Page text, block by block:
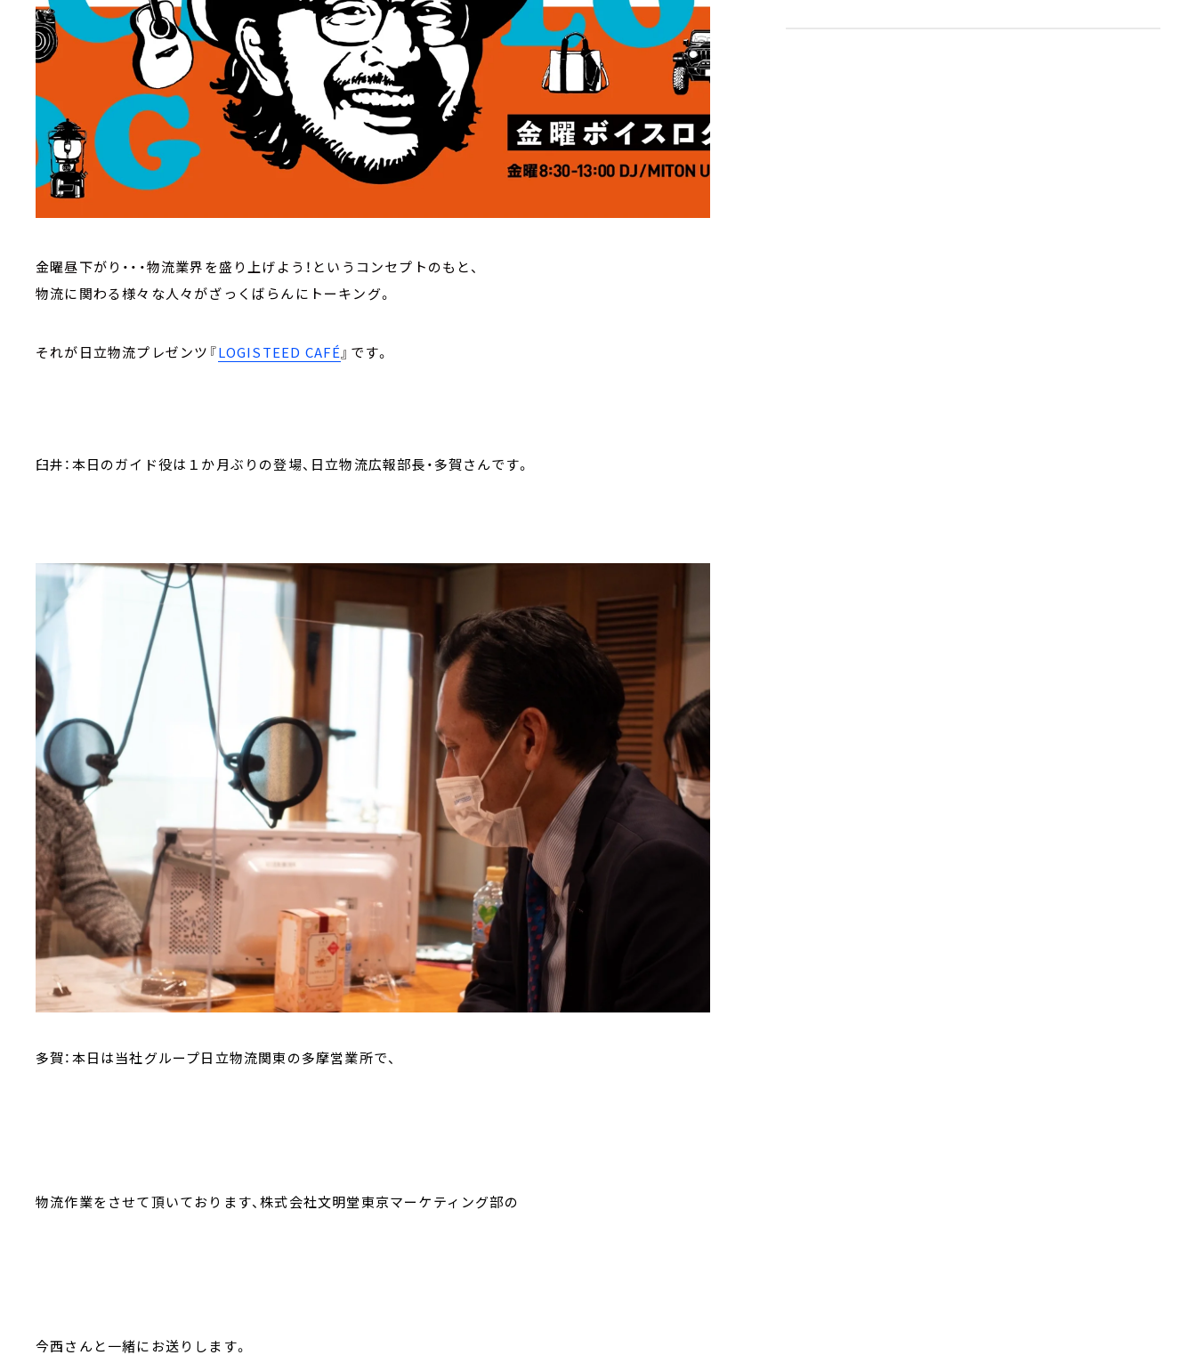
金曜昼下がり・・・物流業界を盛り上げよう！というコンセプトのもと、
物流に関わる様々な人々がざっくばらんにトーキング。
それが日立物流プレゼンツ『LOGISTEED CAFÉ 』です。
臼井：本日のガイド役は１か月ぶりの登場、日立物流広報部長・多賀さんです。
多賀：本日は当社グループ日立物流関東の多摩営業所で、
物流作業をさせて頂いております、株式会社文明堂東京マーケティング部の
今西さんと一緒にお送りします。